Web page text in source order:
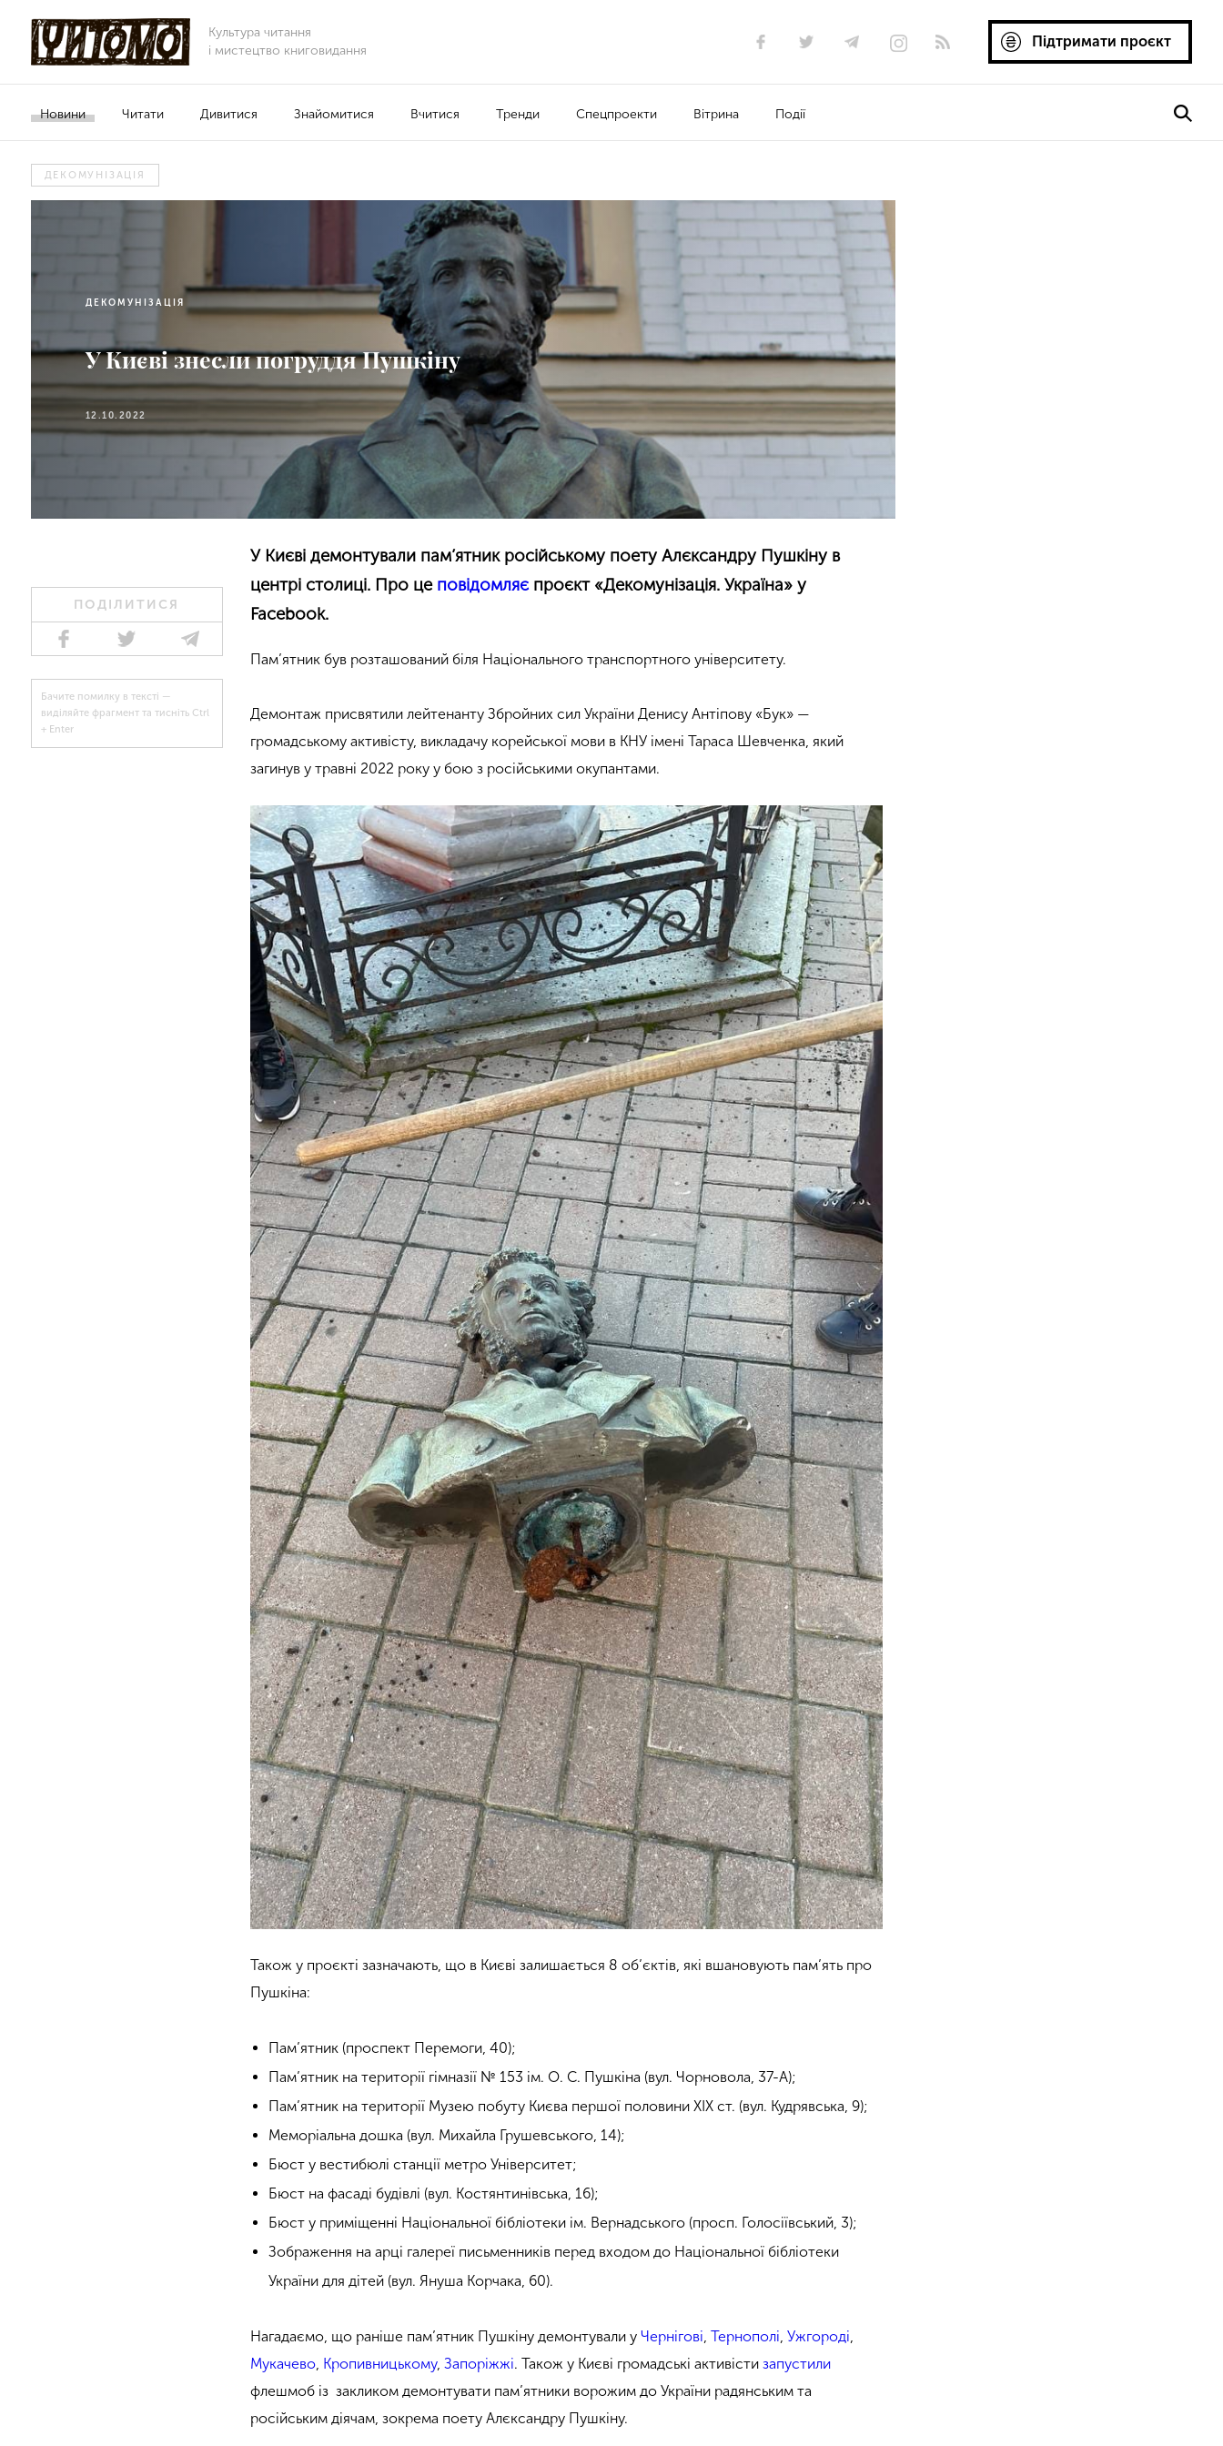
Культура читання
і мистецтво книговидання
Підтримати проєкт
Новини Читати Дивитися Знайомитися Вчитися Тренди Спецпроекти Вітрина Події
ДЕКОМУНІЗАЦІЯ
ДЕКОМУНІЗАЦІЯ
У Києві знесли погруддя Пушкіну
12.10.2022
ПОДІЛИТИСЯ
Бачите помилку в тексті —
виділяйте фрагмент та тисніть Ctrl
+ Enter
У Києві демонтували пам’ятник російському поету Алєксандру Пушкіну в
центрі столиці. Про це повідомляєпроєкт «Декомунізація. Україна» у
Facebook.
Пам’ятник був розташований біля Національного транспортного університету.
Демонтаж присвятили лейтенанту Збройних сил України Денису Антіпову «Бук» —
громадському активісту, викладачу корейської мови в КНУ імені Тараса Шевченка, який
загинув у травні 2022 року у бою з російськими окупантами.
Також у проєкті зазначають, що в Києві залишається 8 об’єктів, які вшановують пам’ять про
Пушкіна:
Пам’ятник (проспект Перемоги, 40);
Пам’ятник на території гімназії № 153 ім. О. С. Пушкіна (вул. Чорновола, 37-А);
Пам’ятник на території Музею побуту Києва першої половини XIX ст. (вул. Кудрявська, 9);
Меморіальна дошка (вул. Михайла Грушевського, 14);
Бюст у вестибюлі станції метро Університет;
Бюст на фасаді будівлі (вул. Костянтинівська, 16);
Бюст у приміщенні Національної бібліотеки ім. Вернадського (просп. Голосіївський, 3);
Зображення на арці галереї письменників перед входом до Національної бібліотеки
України для дітей (вул. Януша Корчака, 60).
Нагадаємо, що раніше пам’ятник Пушкіну демонтували уЧернігові,Тернополі,Ужгороді,
Мукачево, Кропивницькому,Запоріжжі. Також у Києві громадські активістизапустили
флешмоб із закликом демонтувати пам’ятники ворожим до України радянським та
російським діячам, зокрема поету Алєксандру Пушкіну.